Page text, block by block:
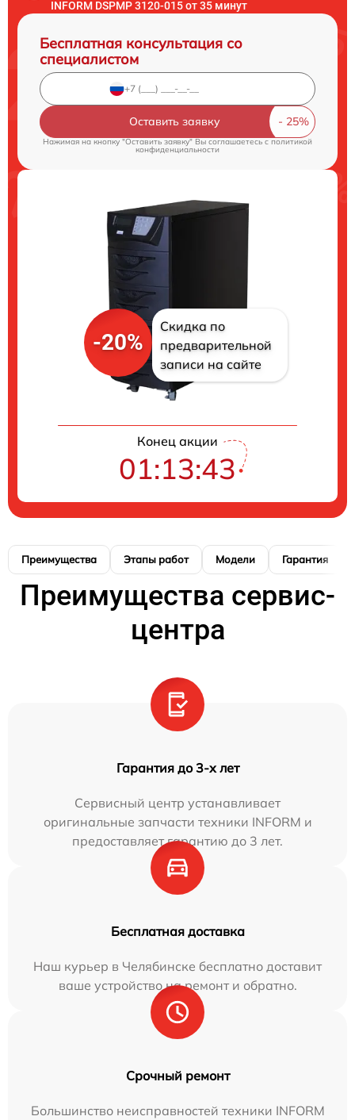
INFORM DSPMP 3120-015 от 35 минут
Бесплатная консультация со
специалистом
Оставить заявку
Нажимая на кнопку "Оставить заявку" Вы соглашаетесь cполитикой
конфиденциальности
-20%
Скидка по
предварительной
записи на сайте
Конец акции
01:13:42
Преимущества Этапы работ Модели Гарантия
Преимущества сервис-
центра
Гарантия до 3-х лет
Сервисный центр устанавливает
оригинальные запчасти техники INFORM и
предоставляет гарантию до 3 лет.
Бесплатная доставка
Наш курьер в Челябинске бесплатно доставит
ваше устройство на ремонт и обратно.
Срочный ремонт
Большинство неисправностей техники INFORM